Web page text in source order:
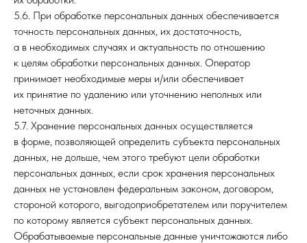
5.6. При обработке персональных данных обеспечивается
точность персональных данных, их достаточность,
а в необходимых случаях и актуальность по отношению
к целям обработки персональных данных. Оператор
принимает необходимые меры и/или обеспечивает
их принятие по удалению или уточнению неполных или
неточных данных.
5.7. Хранение персональных данных осуществляется
в форме, позволяющей определить субъекта персональных
данных, не дольше, чем этого требуют цели обработки
персональных данных, если срок хранения персональных
данных не установлен федеральным законом, договором,
стороной которого, выгодоприобретателем или поручителем
по которому является субъект персональных данных.
Обрабатываемые персональные данные уничтожаются либо